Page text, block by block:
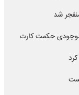
موجودی حکمت کارت